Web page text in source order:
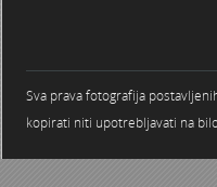
Sva prava fotografija
kopirati niti upotrebljavati na bilo